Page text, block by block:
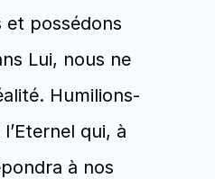
et possédons
Lui, nous ne
Humilions-
qui, à
à nos